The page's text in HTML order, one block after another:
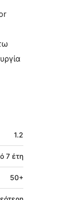
1.2
7 έτη
50+